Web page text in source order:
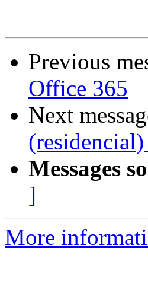
Previous
Office 365
Next
Messages
]
More